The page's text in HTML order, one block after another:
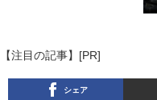
【注目の記事】[PR]
シェア